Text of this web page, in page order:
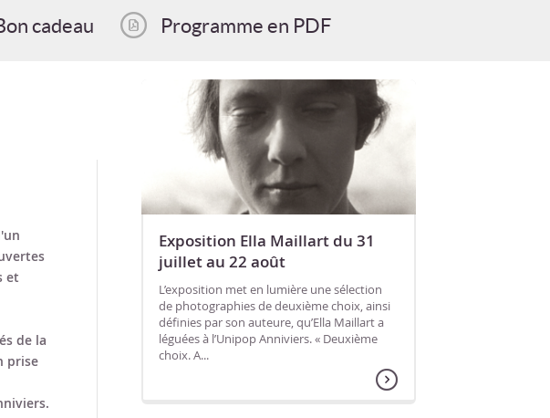
cadeau Programme en PDF
et
de la
prise
Exposition Ella Maillart du 31
juillet au 22 août
L’exposition met en lumière une sélection
de photographies de deuxième choix, ainsi
définies par son auteure, qu’Ella Maillart a
léguées à l’Unipop Anniviers. « Deuxième
choix. A...